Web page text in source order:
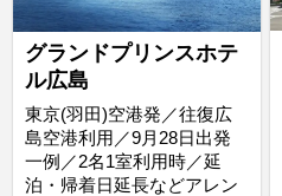
グランドプリンスホテ
ル広島
東京(羽田)空港発／往復広
島空港利用／9月28日出発
一例／2名1室利用時／延
泊・帰着日延長などアレン